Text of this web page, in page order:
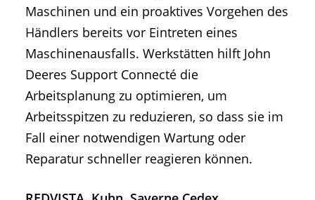
Maschinen und ein proaktives Vorgehen des
Händlers bereits vor Eintreten eines
Maschinenausfalls. Werkstätten hilft John
Deeres Support Connecté die
Arbeitsplanung zu optimieren, um
Arbeitsspitzen zu reduzieren, so dass sie im
Fall einer notwendigen Wartung oder
Reparatur schneller reagieren können.